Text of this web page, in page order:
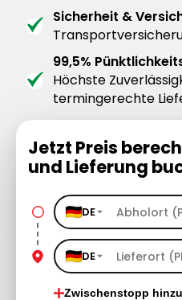
Sicherheit &
99,5%
Höchste
termingerechte
Jetzt Preis
und Lieferung
DE
DE
Zwischenstopp